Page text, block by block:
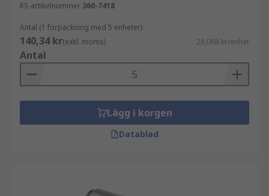
RS-artikelnummer 360-7418
Antal (1 förpackning med 5 enheter)
140,34 kr(exkl. moms) 28,068 kr/enhet
Antal
Lägg i korgen
Datablad